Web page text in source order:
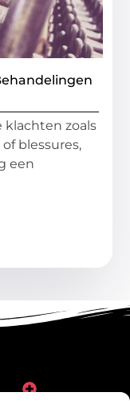
klachten zoals
blessures,
een